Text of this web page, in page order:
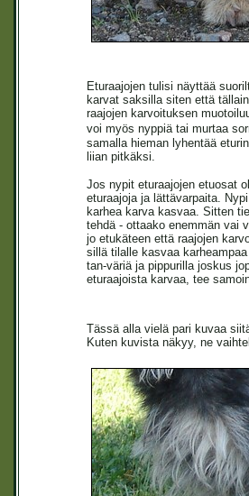
Eturaajojen tulisi näyttää
karvat saksilla siten että
raajojen karvoituksen
voi myös nyppiä tai murtaa
samalla hieman lyhentää
liian pitkäksi.
Jos nypit eturaajojen etuosat
eturaajoja ja lättävarpaita.
karhea karva kasvaa. Sitten
tehdä - ottaako enemmän vai
jo etukäteen että raajojen
sillä tilalle kasvaa
tan-väriä ja pippurilla joskus
eturaajoista karvaa, tee
Tässä alla vielä pari kuvaa
Kuten kuvista näkyy, ne